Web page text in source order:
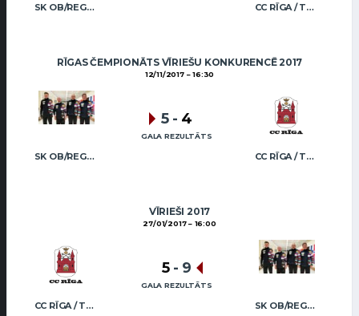
SK OB/REGŽA MEN CC RĪGA / TRUKŠĀNS
RĪGAS ČEMPIONĀTS VĪRIEŠU KONKURENCĒ 2017
12/11/2017 16:30
SK OB/REGŽA MEN CC RĪGA / TRUKŠĀNS
5 - 4
GALA REZULTĀTS
VĪRIEŠI 2017
27/01/2017 16:00
CC RĪGA / TRUKŠĀNS SK OB/REGŽA MEN
5 - 9
GALA REZULTĀTS